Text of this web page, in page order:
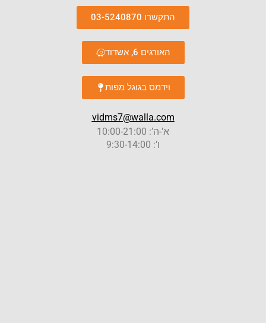
התקשרו 03-5240870
האורגים 6, אשדוד
וידמס בגוגל מפות
vidms7@walla.com
א’-ה’: 10:00-21:00
ו’: 9:30-14:00